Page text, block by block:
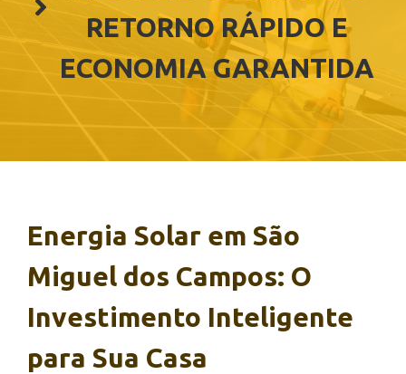
RETORNO RÁPIDO E
ECONOMIA GARANTIDA
Energia Solar em São
Miguel dos Campos: O
Investimento Inteligente
para Sua Casa